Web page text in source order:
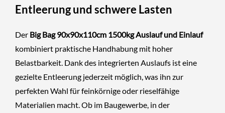
Entleerung und schwere Lasten
Der Big Bag 90x90x110cm 1500kg Auslauf und Einlauf
kombiniert praktische Handhabung mit hoher
Belastbarkeit. Dank des integrierten Auslaufs ist eine
gezielte Entleerung jederzeit möglich, was ihn zur
perfekten Wahl für feinkörnige oder rieselfähige
Materialien macht. Ob im Baugewerbe, in der